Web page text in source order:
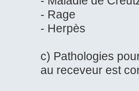
- Rage
- Herpès
c) Pathologies
au receveur est